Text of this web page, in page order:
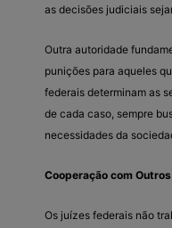
as decisões judiciais
Outra autoridade
punições para aqueles
federais determinam as
de cada caso, sempre
necessidades da
Cooperação com
Os juízes federais não